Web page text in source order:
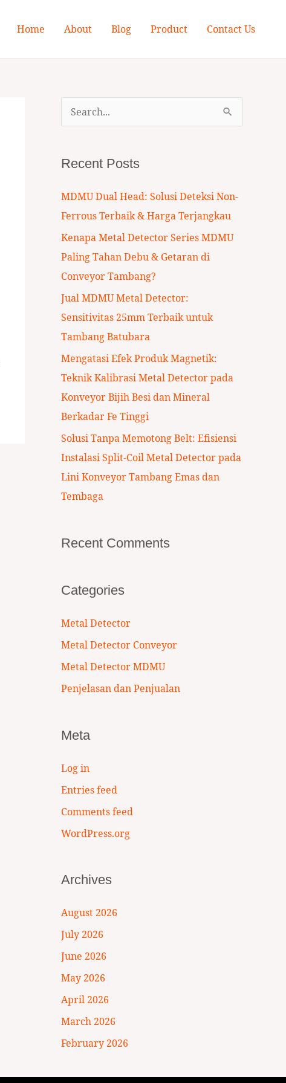
Home About Blog Product Contact Us
r
c
h
Recent Posts
MDMU Dual Head: Solusi Deteksi Non-
Ferrous Terbaik & Harga Terjangkau
Kenapa Metal Detector Series MDMU
Paling Tahan Debu & Getaran di
Conveyor Tambang?
Jual MDMU Metal Detector:
Sensitivitas 25mm Terbaik untuk
Tambang Batubara
Mengatasi Efek Produk Magnetik:
Teknik Kalibrasi Metal Detector pada
Konveyor Bijih Besi dan Mineral
Berkadar Fe Tinggi
Solusi Tanpa Memotong Belt: Efisiensi
Instalasi Split-Coil Metal Detector pada
Lini Konveyor Tambang Emas dan
Tembaga
Recent Comments
Categories
Metal Detector
Metal Detector Conveyor
Metal Detector MDMU
Penjelasan dan Penjualan
Meta
Log in
Entries feed
Comments feed
WordPress.org
Archives
August 2026
July 2026
June 2026
May 2026
April 2026
March 2026
February 2026